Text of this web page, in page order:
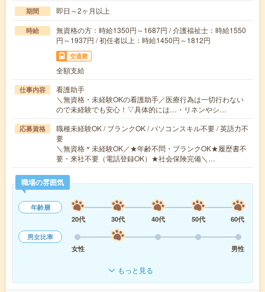
期間 即日～2ヶ月以上
時給
無資格の方：時給1350円～1687円 / 介護福祉士：時給1550
円～1937円 / 初任者以上：時給1450円～1812円
交通費
全額支給
仕事内容
看護助手
＼無資格・未経験OKの看護助手／医療行為は一切行わない
ので未経験でも安心！▽具体的には…・リネンやシ…
応募資格
職種未経験OK / ブランクOK / パソコンスキル不要 / 英語力不
要
＼無資格＊未経験OK／★年齢不問・ブランクOK★履歴書不
要・来社不要（電話登録OK）★社会保険完備＼…
職場の雰囲気
年齢層
20代
30代 40代 50代
60代
男女比率
女性
男性
もっと見る